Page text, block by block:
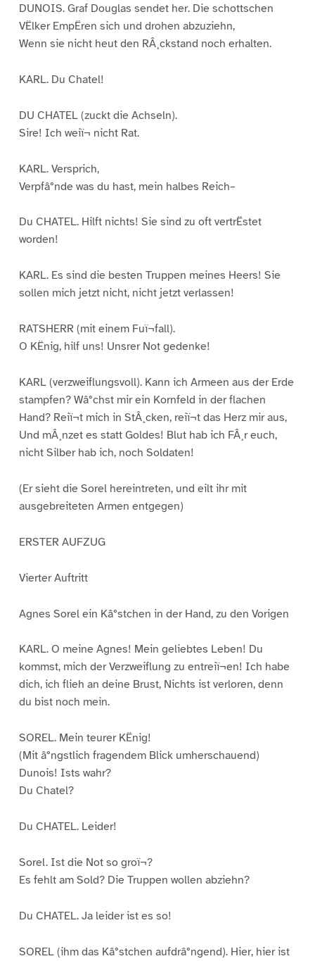
DUNOIS. Graf Douglas sendet her. Die schottschen
VËlker EmpËren sich und drohen abzuziehn,
Wenn sie nicht heut den RÂ¸ckstand noch erhalten.
KARL. Du Chatel!
DU CHATEL (zuckt die Achseln).
Sire! Ich weiï¬ nicht Rat.
KARL. Versprich,
Verpfâ°nde was du hast, mein halbes Reich–
Du CHATEL. Hilft nichts! Sie sind zu oft vertrËstet
worden!
KARL. Es sind die besten Truppen meines Heers! Sie
sollen mich jetzt nicht, nicht jetzt verlassen!
RATSHERR (mit einem Fuï¬fall).
O KËnig, hilf uns! Unsrer Not gedenke!
KARL (verzweiflungsvoll). Kann ich Armeen aus der Erde
stampfen? Wâ°chst mir ein Kornfeld in der flachen
Hand? Reiï¬t mich in StÂ¸cken, reiï¬t das Herz mir aus,
Und mÂ¸nzet es statt Goldes! Blut hab ich FÂ¸r euch,
nicht Silber hab ich, noch Soldaten!
(Er sieht die Sorel hereintreten, und eilt ihr mit
ausgebreiteten Armen entgegen)
ERSTER AUFZUG
Vierter Auftritt
Agnes Sorel ein Kâ°stchen in der Hand, zu den Vorigen
KARL. O meine Agnes! Mein geliebtes Leben! Du
kommst, mich der Verzweiflung zu entreiï¬en! Ich habe
dich, ich flieh an deine Brust, Nichts ist verloren, denn
du bist noch mein.
SOREL. Mein teurer KËnig!
(Mit â°ngstlich fragendem Blick umherschauend)
Dunois! Ists wahr?
Du Chatel?
Du CHATEL. Leider!
Sorel. Ist die Not so groï¬?
Es fehlt am Sold? Die Truppen wollen abziehn?
Du CHATEL. Ja leider ist es so!
SOREL (ihm das Kâ°stchen aufdrâ°ngend). Hier, hier ist